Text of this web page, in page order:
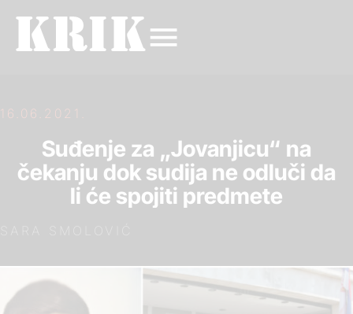
16.06.2021.
Suđenje za „Jovanjicu“ na
čekanju dok sudija ne odluči da
li će spojiti predmete